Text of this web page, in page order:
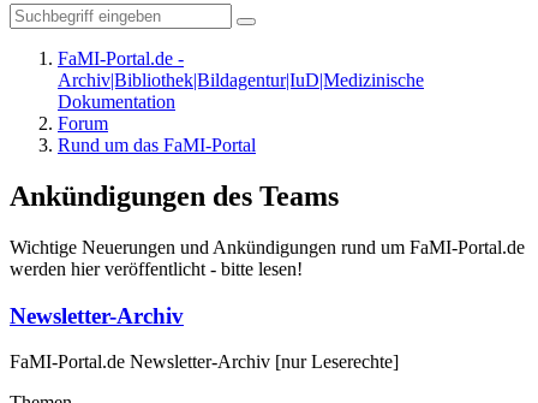
FaMI-Portal.de -
Archiv|Bibliothek|Bildagentur|IuD|Medizinische
Dokumentation
Forum
Rund um das FaMI-Portal
Ankündigungen des Teams
Wichtige Neuerungen und Ankündigungen rund um FaMI-Portal.de
werden hier veröffentlicht - bitte lesen!
Newsletter-Archiv
FaMI-Portal.de Newsletter-Archiv [nur Leserechte]